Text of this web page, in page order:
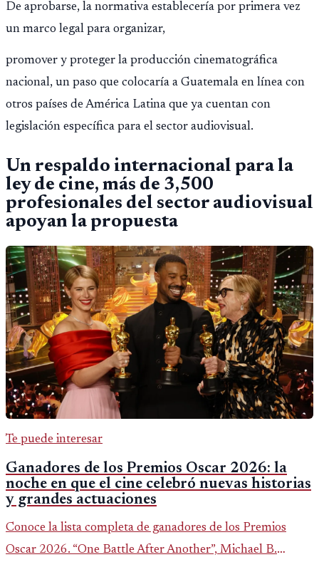
De aprobarse, la normativa establecería por primera vez
un marco legal para organizar,
promover y proteger la producción cinematográfica
nacional, un paso que colocaría a Guatemala en línea con
otros países de América Latina que ya cuentan con
legislación específica para el sector audiovisual.
Un respaldo internacional para la
ley de cine, más de 3,500
profesionales del sector audiovisual
apoyan la propuesta
Te puede interesar
Ganadores de los Premios Oscar 2026: la
noche en que el cine celebró nuevas historias
y grandes actuaciones
Conoce la lista completa de ganadores de los Premios
Oscar 2026. “One Battle After Another”, Michael B.